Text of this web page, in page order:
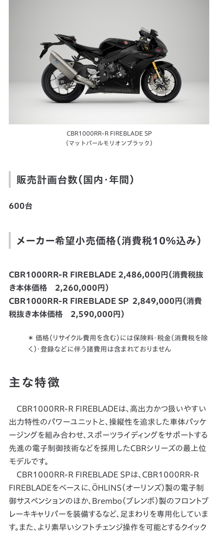
CBR1000RR-R FIREBLADE SP
（マットパールモリオンブラック）
販売計画台数（国内・年間）
600台
メーカー希望小売価格（消費税10%込み）
CBR1000RR-R FIREBLADE 2,486,000円（消費税抜
き本体価格 2,260,000円）
CBR1000RR-R FIREBLADE SP 2,849,000円（消費
税抜き本体価格 2,590,000円）
＊ 価格（リサイクル費用を含む）には保険料・税金（消費税を除
く）・登録などに伴う諸費用は含まれておりません
主な特徴
CBR1000RR-R FIREBLADEは、高出力かつ扱いやすい
出力特性のパワーユニットと、操縦性を追求した車体パッケ
ージングを組み合わせ、スポーツライディングをサポートする
先進の電子制御技術などを採用したCBRシリーズの最上位
モデルです。
CBR1000RR-R FIREBLADE SPは、CBR1000RR-R
FIREBLADEをベースに、ÖHLINS（オーリンズ）製の電子制
御サスペンションのほか、Brembo（ブレンボ）製のフロントブ
レーキキャリパーを装備するなど、足まわりを専用化していま
す。また、より素早いシフトチェンジ操作を可能とするクイック